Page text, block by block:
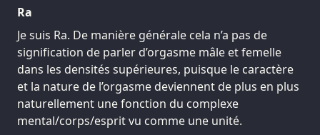
Ra
Je suis Ra. De manière générale cela n’a pas de
signification de parler d’orgasme mâle et femelle
dans les densités supérieures, puisque le caractère
et la nature de l’orgasme deviennent de plus en plus
naturellement une fonction du complexe
mental/corps/esprit vu comme une unité.